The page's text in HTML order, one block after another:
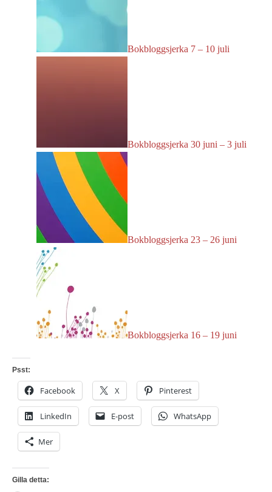
Bokbloggsjerka 7 – 10 juli
Bokbloggsjerka 30 juni – 3 juli
Bokbloggsjerka 23 – 26 juni
Bokbloggsjerka 16 – 19 juni
Psst:
Facebook X Pinterest
LinkedIn E-post WhatsApp
Mer
Gilla detta: